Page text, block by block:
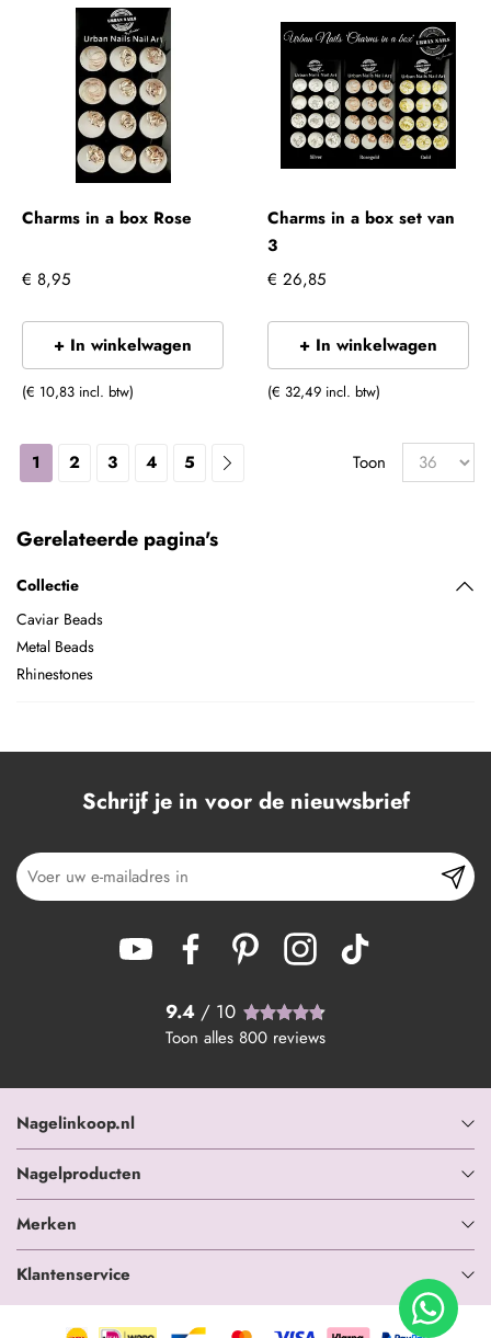
Charms in a box Rose
€ 8,95
+ In winkelwagen
(€ 10,83 incl. btw)
Charms in a box set van
3
€ 26,85
+ In winkelwagen
(€ 32,49 incl. btw)
1 2 3 4 5 Toon
Gerelateerde pagina's
Collectie
Caviar Beads
Metal Beads
Rhinestones
Schrijf je in voor de nieuwsbrief
9.4 / 10
Toon alles 800 reviews
Nagelinkoop.nl
Nagelproducten
Merken
Klantenservice